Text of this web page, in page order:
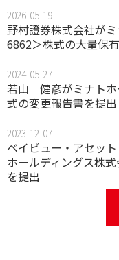
2026-05-19
野村證券株式会社が
6862＞株式の大量保
2024-05-27
若山 健彦がミナトホ
式の変更報告書を提出
2023-12-07
ベイビュー・アセッ
ホールディングス株
を提出